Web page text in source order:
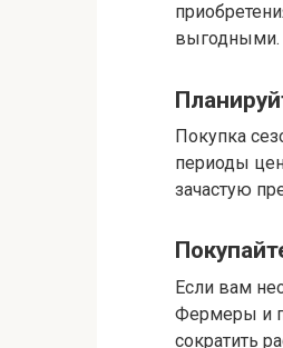
выгодными.
Покупка
периоды
зачастую
Если вам
Фермеры и
сократить